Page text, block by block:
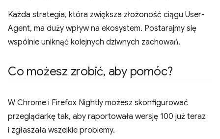
Każda strategia, która zwiększa złożoność ciągu User-
Agent, ma duży wpływ na ekosystem. Postarajmy się
wspólnie uniknąć kolejnych dziwnych zachowań.
Co możesz zrobić, aby pomóc?
W Chrome i Firefox Nightly możesz skonfigurować
przeglądarkę tak, aby raportowała wersję 100 już teraz
i zgłaszała wszelkie problemy.